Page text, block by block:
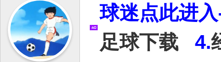
球迷点此进
足球下载 4.